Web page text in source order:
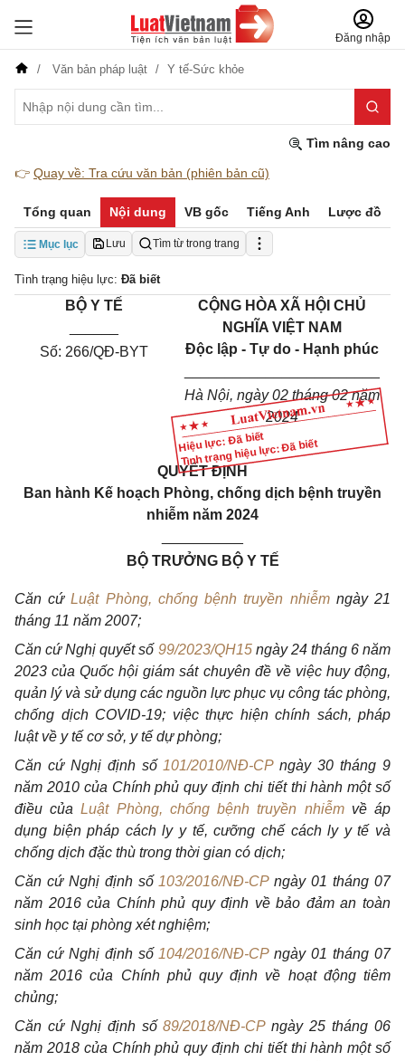
Đăng nhập
Văn bản pháp luật Y tế-Sức khỏe
Tìm nâng cao
👉 Quay về: Tra cứu văn bản (phiên bản cũ)
Tổng quan Nội dung VB gốc Tiếng Anh Lược đồ
Mục lục Lưu Tìm từ trong trang
Tình trạng hiệu lực: Đã biết
Hiệu lực: Đã biết
Tình trạng hiệu lực: Đã biết
BỘ Y TẾ
Số: 266/QĐ-BYT
CỘNG HÒA XÃ HỘI CHỦ
NGHĨA VIỆT NAM
Độc lập - Tự do - Hạnh phúc
Hà Nội, ngày02 tháng02năm
2024
QUYẾT ĐỊNH
Ban hành Kế hoạch Phòng, chống dịch bệnh truyền
nhiễm năm 2024
BỘ TRƯỞNG BỘ Y TẾ
Căn cứLuật Phòng, chống bệnh truyền nhiễm ngày 21
tháng 11 năm 2007;
Căn cứ Nghị quyếtsố 99/2023/QH15ngày 24 tháng 6 năm
2023 của Quốc hội giám sát chuyên đề về việc huyđộng,
quản lý và sử dụng các nguồn lực phục vụ công tác phòng,
chống dịch COVID-19; việc thực hiện chính sách, pháp
luật về y tế cơ sở, y tế dự phòng;
Căn cứ Nghị định số 101/2010/NĐ-CPngày 30tháng 9
năm 2010 của Chính phủ quy định chi tiết thi hành mộtsố
điều của Luật Phòng, chống bệnh truyền nhiễm vềáp
dụng biện pháp cách ly y tế, cưỡng chế cách ly y tế và
chống dịch đặc thù trong thời gian có dịch;
Căn cứ Nghị định số 103/2016/NĐ-CPngày 01 tháng 07
năm 2016của Chínhphủ quy định vềbảo đảman toàn
sinh học tại phòng xét nghiệm;
Căn cứ Nghị định số 104/2016/NĐ-CPngày 01 tháng 07
năm 2016của Chính phủquy định về hoạt động tiêm
chủng;
Căn cứ Nghị định số 89/2018/NĐ-CPngày 25tháng 06
năm 2018 của Chínhphủ quy định chi tiết thi hành mộtsố